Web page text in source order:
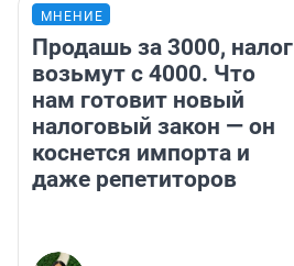
МНЕНИЕ
Продашь за 3000, налог
возьмут с 4000. Что
нам готовит новый
налоговый закон — он
коснется импорта и
даже репетиторов